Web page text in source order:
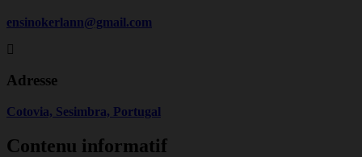
ensinokerlann@gmail.com
Adresse
Cotovia, Sesimbra, Portugal
Contenu informatif